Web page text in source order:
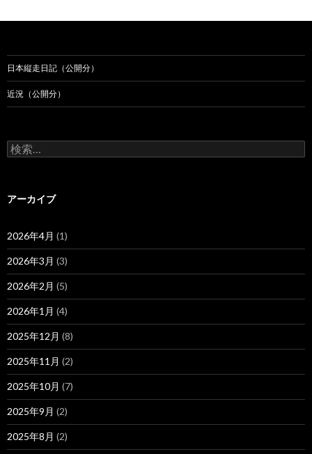
日本縦走日記（公開分）
近況（公開分）
検
索:
アーカイブ
2026年4月 (1)
2026年3月 (3)
2026年2月 (5)
2026年1月 (4)
2025年12月 (8)
2025年11月 (2)
2025年10月 (7)
2025年9月 (2)
2025年8月 (2)